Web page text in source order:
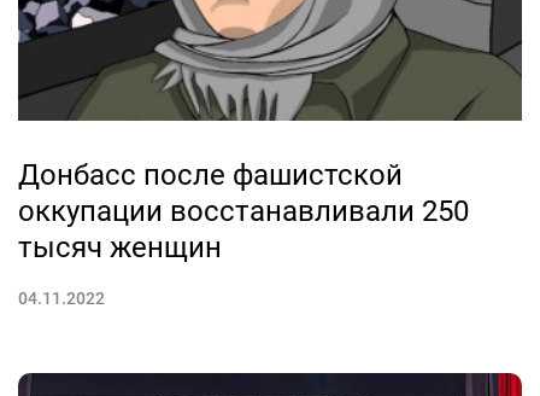
Донбасс после фашистской
оккупации восстанавливали 250
тысяч женщин
04.11.2022